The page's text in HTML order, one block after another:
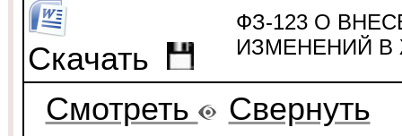
Скачать
ФЗ-123 О
ИЗМЕНЕНИЙ В
Cмотреть Свернуть